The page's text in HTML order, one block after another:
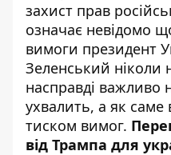
захист прав
означає невідомо
вимоги президент
Зеленський ніколи
насправді важливо
ухвалить, а як саме
тиском вимог.
від Трампа для